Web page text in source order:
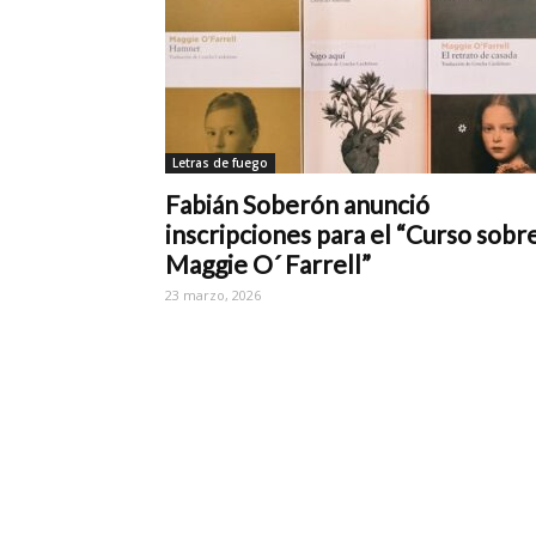
Letras de fuego
Fabián Soberón anunció
inscripciones para el “Curso
Maggie O´ Farrell”
23 marzo, 2026